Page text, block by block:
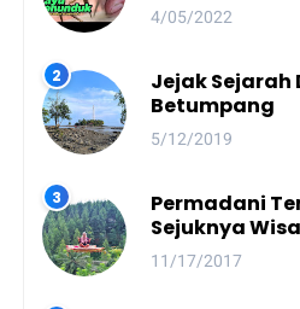
Kearifan
4/05/2022
Jejak Sejarah
Betumpang
5/12/2019
Permadani
Sejuknya
Dayang Sumbi
11/17/2017